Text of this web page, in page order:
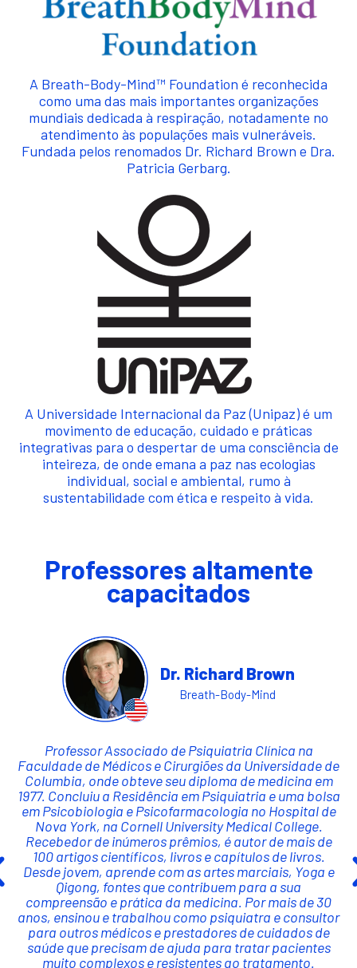
A Breath-Body-Mind™ Foundation é reconhecida
como uma das mais importantes organizações
mundiais dedicada à respiração, notadamente no
atendimento às populações mais vulneráveis.
Fundada pelos renomados Dr. Richard Brown e Dra.
Patricia Gerbarg.
A Universidade Internacional da Paz (Unipaz) é um
movimento de educação, cuidado e práticas
integrativas para o despertar de uma consciência de
inteireza, de onde emana a paz nas ecologias
individual, social e ambiental, rumo à
sustentabilidade com ética e respeito à vida.
Professores altamente
capacitados
Professor Associado de Psiquiatria Clínica na
Faculdade de Médicos e Cirurgiões da Universidade de
Columbia, onde obteve seu diploma de medicina em
1977. Concluiu a Residência em Psiquiatria e uma bolsa
em Psicobiologia e Psicofarmacologia no Hospital de
Nova York, na Cornell University Medical College.
Recebedor de inúmeros prêmios, é autor de mais de
100 artigos científicos, livros e capítulos de livros.
Desde jovem, aprende com as artes marciais, Yoga e
Qigong, fontes que contribuem para a sua
compreensão e prática da medicina. Por mais de 30
anos, ensinou e trabalhou como psiquiatra e consultor
para outros médicos e prestadores de cuidados de
saúde que precisam de ajuda para tratar pacientes
muito complexos e resistentes ao tratamento.
Dr. Richard Brown
Breath-Body-Mind